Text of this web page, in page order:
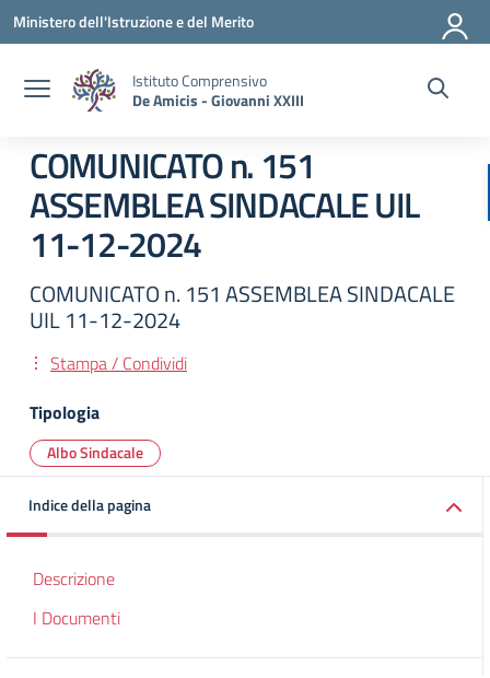
Vai ai contenuti
Vai al menu di navigazione
Vai al footer
Ministero dell'Istruzione e del Merito
Istituto Comprensivo
De Amicis - Giovanni XXIII
COMUNICATO n. 151
ASSEMBLEA SINDACALE UIL
11-12-2024
COMUNICATO n. 151 ASSEMBLEA SINDACALE
UIL 11-12-2024
Stampa / Condividi
Tipologia
Albo Sindacale
Indice della pagina
Descrizione
I Documenti